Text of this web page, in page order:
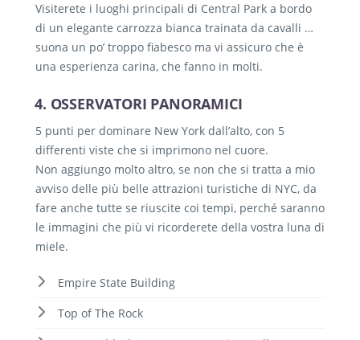
Visiterete i luoghi principali di Central Park a bordo
di un elegante carrozza bianca trainata da cavalli …
suona un po’ troppo fiabesco ma vi assicuro che è
una esperienza carina, che fanno in molti.
4. OSSERVATORI PANORAMICI
5 punti per dominare New York dall’alto, con 5
differenti viste che si imprimono nel cuore.
Non aggiungo molto altro, se non che si tratta a mio
avviso delle più belle attrazioni turistiche di NYC, da
fare anche tutte se riuscite coi tempi, perché saranno
le immagini che più vi ricorderete della vostra luna di
miele.
Empire State Building
Top of The Rock